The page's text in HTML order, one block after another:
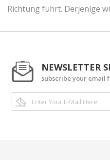
Richtung führt. Derjenige
NEWSLETTER
subscribe your email